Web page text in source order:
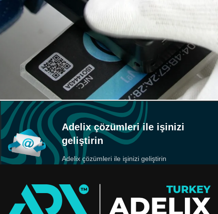
Adelix çözümleri ile işinizi
geliştirin
Adelix çözümleri ile işinizi geliştirin